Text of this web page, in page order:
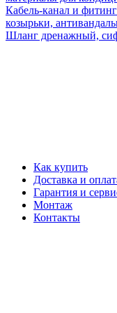
Кабель-канал и
козырьки,
Шланг дренажный,
Как купить
Доставка и
Гарантия и
Монтаж
Контакты